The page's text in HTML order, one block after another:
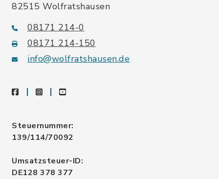
82515 Wolfratshausen
08171 214-0
08171 214-150
info@wolfratshausen.de
facebookinstagramyoutube
Steuernummer:
139/114/70092
Umsatzsteuer-ID:
DE128 378 377